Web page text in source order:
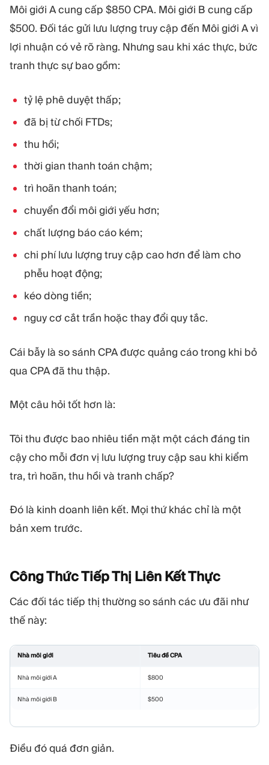
Môi giới A cung cấp $850 CPA. Môi giới B cung cấp
$500. Đối tác gửi lưu lượng truy cập đến Môi giới A vì
lợi nhuận có vẻ rõ ràng. Nhưng sau khi xác thực, bức
tranh thực sự bao gồm:
tỷ lệ phê duyệt thấp;
đã bị từ chối FTDs;
thu hồi;
thời gian thanh toán chậm;
trì hoãn thanh toán;
chuyển đổi môi giới yếu hơn;
chất lượng báo cáo kém;
chi phí lưu lượng truy cập cao hơn để làm cho
phễu hoạt động;
kéo dòng tiền;
nguy cơ cắt trần hoặc thay đổi quy tắc.
Cái bẫy là so sánh CPA được quảng cáo trong khi bỏ
qua CPA đã thu thập.
Một câu hỏi tốt hơn là:
Tôi thu được bao nhiêu tiền mặt một cách đáng tin
cậy cho mỗi đơn vị lưu lượng truy cập sau khi kiểm
tra, trì hoãn, thu hồi và tranh chấp?
Đó là kinh doanh liên kết. Mọi thứ khác chỉ là một
bản xem trước.
Công Thức Tiếp Thị Liên KếtThực
Các đối tác tiếp thị thường so sánh các ưu đãi như
thế này:
Nhà môi giới Tiêu đề CPA
Nhà môi giới A $800
Nhà môi giới B $500
Điều đó quá đơn giản.